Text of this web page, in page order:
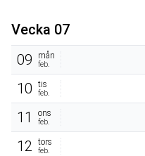
Vecka 07
09
mån
feb.
10 tis
feb.
11 ons
feb.
12 tors
feb.